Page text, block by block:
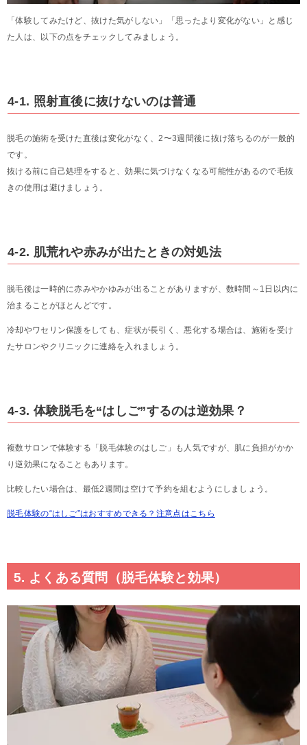
「体験してみたけど、抜けた気がしない」「思ったより変化がない」と感じ
た人は、以下の点をチェックしてみましょう。
4-1. 照射直後に抜けないのは普通
脱毛の施術を受けた直後は変化がなく、2〜3週間後に抜け落ちるのが一般的
です。
抜ける前に自己処理をすると、効果に気づけなくなる可能性があるので毛抜
きの使用は避けましょう。
4-2. 肌荒れや赤みが出たときの対処法
脱毛後は一時的に赤みやかゆみが出ることがありますが、数時間～1日以内に
治まることがほとんどです。
冷却やワセリン保護をしても、症状が長引く、悪化する場合は、施術を受け
たサロンやクリニックに連絡を入れましょう。
4-3. 体験脱毛を“はしご”するのは逆効果？
複数サロンで体験する「脱毛体験のはしご」も人気ですが、肌に負担がかか
り逆効果になることもあります。
比較したい場合は、最低2週間は空けて予約を組むようにしましょう。
脱毛体験の“はしご”はおすすめできる？注意点はこちら
5. よくある質問（脱毛体験と効果）